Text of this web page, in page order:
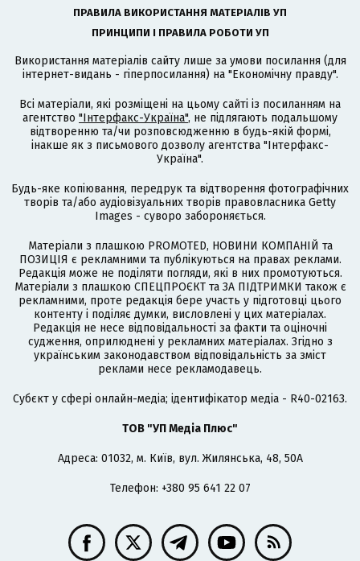
ПРАВИЛА ВИКОРИСТАННЯ МАТЕРІАЛІВ УП
ПРИНЦИПИ І ПРАВИЛА РОБОТИ УП
Використання матеріалів сайту лише за умови посилання (для
інтернет-видань - гіперпосилання) на "Економічну правду".
Всі матеріали, які розміщені на цьому сайті із посиланням на
агентство "Інтерфакс-Україна", не підлягають подальшому
відтворенню та/чи розповсюдженню в будь-якій формі,
інакше як з письмового дозволу агентства "Інтерфакс-
Україна".
Будь-яке копіювання, передрук та відтворення фотографічних
творів та/або аудіовізуальних творів правовласника Getty
Images - суворо забороняється.
Матеріали з плашкою PROMOTED, НОВИНИ КОМПАНІЙ та
ПОЗИЦІЯ є рекламними та публікуються на правах реклами.
Редакція може не поділяти погляди, які в них промотуються.
Матеріали з плашкою СПЕЦПРОЄКТ та ЗА ПІДТРИМКИ також є
рекламними, проте редакція бере участь у підготовці цього
контенту і поділяє думки, висловлені у цих матеріалах.
Редакція не несе відповідальності за факти та оціночні
судження, оприлюднені у рекламних матеріалах. Згідно з
українським законодавством відповідальність за зміст
реклами несе рекламодавець.
Cубєкт у сфері онлайн-медіа; ідентифікатор медіа - R40-02163.
ТОВ "УП Медіа Плюс"
Адреса: 01032, м. Київ, вул. Жилянська, 48, 50А
Телефон: +380 95 641 22 07